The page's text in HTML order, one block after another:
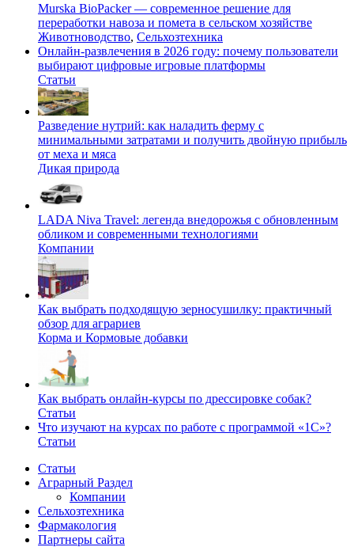
Murska BioPacker — современное решение для
переработки навоза и помета в сельском хозяйстве
Животноводство, Сельхозтехника
Онлайн-развлечения в 2026 году: почему пользователи
выбирают цифровые игровые платформы
Статьи
Разведение нутрий: как наладить ферму с
минимальными затратами и получить двойную прибыль
от меха и мяса
Дикая природа
LADA Niva Travel: легенда внедорожья с обновленным
обликом и современными технологиями
Компании
Как выбрать подходящую зерносушилку: практичный
обзор для аграриев
Корма и Кормовые добавки
Как выбрать онлайн-курсы по дрессировке собак?
Статьи
Что изучают на курсах по работе с программой «1С»?
Статьи
Статьи
Аграрный Раздел
Компании
Сельхозтехника
Фармакология
Партнеры сайта